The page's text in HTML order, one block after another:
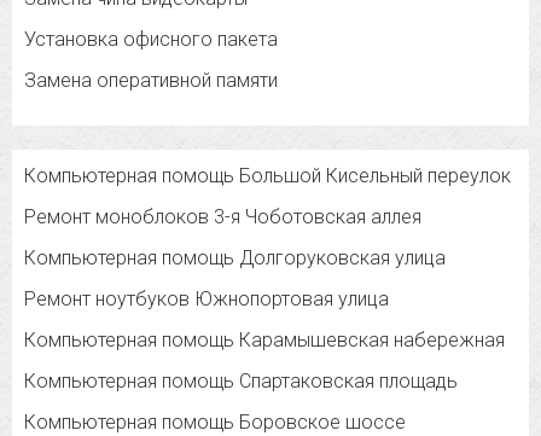
Установка офисного пакета
Замена оперативной памяти
Компьютерная помощь Большой Кисельный переулок
Ремонт моноблоков 3-я Чоботовская аллея
Компьютерная помощь Долгоруковская улица
Ремонт ноутбуков Южнопортовая улица
Компьютерная помощь Карамышевская набережная
Компьютерная помощь Спартаковская площадь
Компьютерная помощь Боровское шоссе